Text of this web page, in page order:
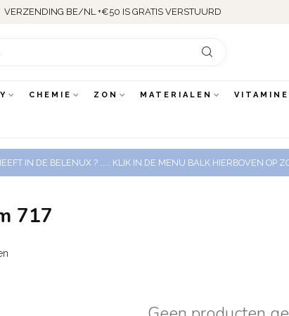
MEER DAN 18 JAAR ERVARING
CHEMIE ZON MATERIALEN
IN DE BELENUX ? ..... KLIK IN DE MENU BALK HIERBOVEN OP
717